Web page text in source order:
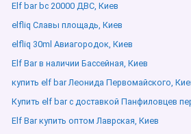
Elf bar bc 20000 ДВС, Киев
elfliq Славы площадь, Киев
elfliq 30ml Авиагородок, Киев
Elf Bar в наличии Бассейная, Киев
купить elf bar Леонида Первомайского,
Купить elf bar с доставкой Панфиловцев
Elf Bar купить оптом Лаврская, Киев